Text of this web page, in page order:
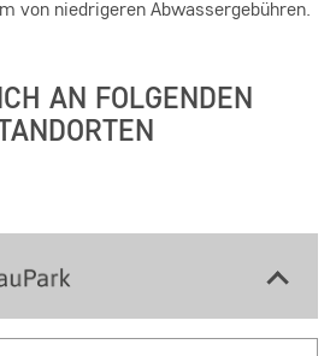
von niedrigeren Abwassergebühren.
AN FOLGENDEN